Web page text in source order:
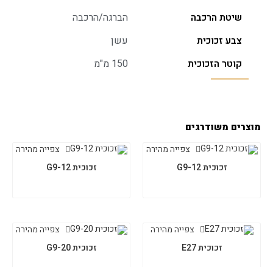
שיטת הרכבה
הברגה/הרכבה
צבע זכוכית
עשן
קוטר הזכוכית
150 מ"מ
מוצרים משודרגים
צפייה מהירה
זכוכית G9-12
צפייה מהירה
זכוכית G9-12
צפייה מהירה
זכוכית E27
צפייה מהירה
זכוכית G9-20